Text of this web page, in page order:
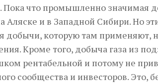
Пока что промышленно значимая
Аляске и в Западной Сибири. Но
добычи, которую там применяют,
Кроме того, добыча газа из
рентабельной и потому не
сообщества и инвесторов. Это,